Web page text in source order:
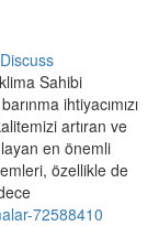
Discuss
Sahibi
ihtiyacımızı
artıran ve
en önemli
özellikle de
72588410